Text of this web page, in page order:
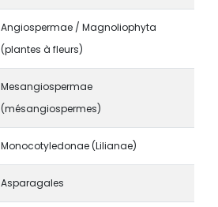
Angiospermae / Magnoliophyta
(plantes à fleurs)
Mesangiospermae
(mésangiospermes)
Monocotyledonae (Lilianae)
Asparagales